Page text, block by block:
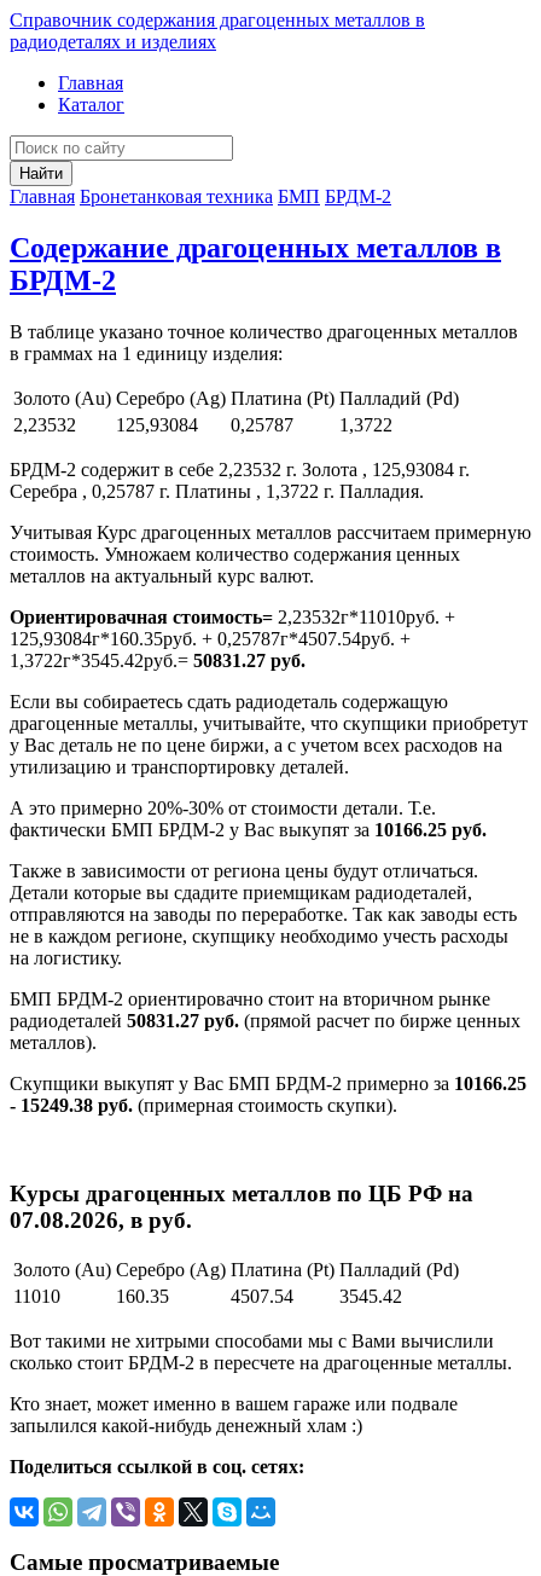
Справочник содержания драгоценных металлов в
радиодеталях и изделиях
Главная
Каталог
Найти
Главная Бронетанковая техника БМП БРДМ-2
Содержание драгоценных металлов в
БРДМ-2
В таблице указано точное количество драгоценных металлов
в граммах на 1 единицу изделия:
Золото (Au) Серебро (Ag) Платина (Pt) Палладий (Pd)
2,23532
125,93084 0,25787 1,3722
БРДМ-2 содержит в себе 2,23532 г. Золота , 125,93084 г.
Серебра , 0,25787 г. Платины , 1,3722 г. Палладия.
Учитывая Курс драгоценных металлов рассчитаем примерную
стоимость. Умножаем количество содержания ценных
металлов на актуальный курс валют.
Ориентировачная стоимость= 2,23532г*11010руб. +
125,93084г*160.35руб. + 0,25787г*4507.54руб. +
1,3722г*3545.42руб.= 50831.27 руб.
Если вы собираетесь сдать радиодеталь содержащую
драгоценные металлы, учитывайте, что скупщики приобретут
у Вас деталь не по цене биржи, а с учетом всех расходов на
утилизацию и транспортировку деталей.
А это примерно 20%-30% от стоимости детали. Т.е.
фактически БМП БРДМ-2 у Вас выкупят за 10166.25 руб.
Также в зависимости от региона цены будут отличаться.
Детали которые вы сдадите приемщикам радиодеталей,
отправляются на заводы по переработке. Так как заводы есть
не в каждом регионе, скупщику необходимо учесть расходы
на логистику.
БМП БРДМ-2 ориентировачно стоит на вторичном рынке
радиодеталей 50831.27 руб. (прямой расчет по бирже ценных
металлов).
Скупщики выкупят у Вас БМП БРДМ-2 примерно за 10166.25
- 15249.38 руб. (примерная стоимость скупки).
Курсы драгоценных металлов по ЦБ РФ на
07.08.2026, в руб.
Золото (Au) Серебро (Ag) Платина (Pt) Палладий (Pd)
11010
160.35 4507.54 3545.42
Вот такими не хитрыми способами мы с Вами вычислили
сколько стоит БРДМ-2 в пересчете на драгоценные металлы.
Кто знает, может именно в вашем гараже или подвале
запылился какой-нибудь денежный хлам :)
Поделиться ссылкой в соц. сетях:
Самые просматриваемые